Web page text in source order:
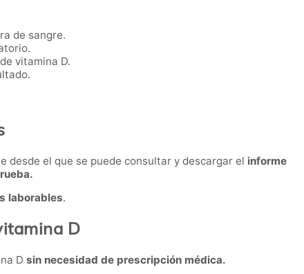
de sangre.
vitamina D.
desde el que se puede consultar y descargar el informe
laborables.
D
D sin necesidad de prescripción médica.